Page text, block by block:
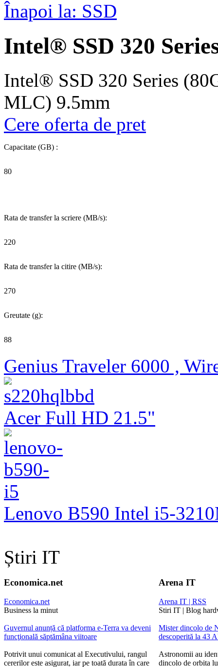
Înapoi la: SSD
Intel® SSD 320
Intel® SSD 320 Series
MLC) 9.5mm
Cere oferta de pret
Capacitate (GB) :
80
Rata de transfer la scriere (MB/s):
220
Rata de transfer la citire (MB/s):
270
Greutate (g):
88
Genius Traveler 6000 ,
Acer Full HD 21.5"
Lenovo B590 Intel i5-
Știri IT
Economica.net
Economica.net
Business la minut
Guvernul anunță că platforma e-Terra va deveni
funcţională săptămâna viitoare
Potrivit unui comunicat al Executivului, rangul
cererilor este asigurat, iar pe toată durata în care
Arena IT
Arena IT | RSS
Stiri IT | Blog
Mister dincolo de
descoperită la 43
Astronomii au
dincolo de orbita